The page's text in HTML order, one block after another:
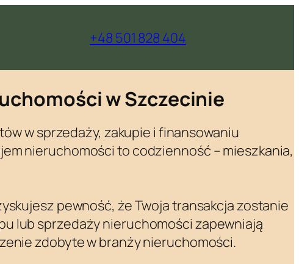
+48 501 828 404
w Szczecinie
w sprzedaży, zakupie i finansowaniu
nieruchomości to codzienność – mieszkania,
pewność, że Twoja transakcja zostanie
lub sprzedaży nieruchomości zapewniają
zdobyte w branży nieruchomości.